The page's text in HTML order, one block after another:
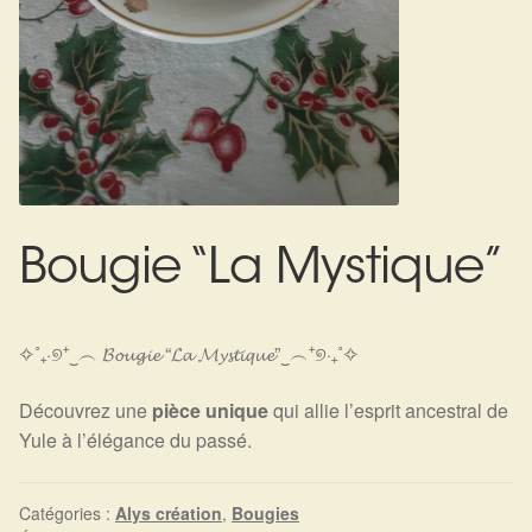
Harmonisation de l’être
Harmonisation des lieux
Soin beauté
Encens
Déco
Cadeaux de naissance
Bougie “La Mystique”
✧˚₊‧୭⁺‿︵ 𝓑𝓸𝓾𝓰𝓲𝓮 “𝓛𝓪 𝓜𝔂𝓼𝓽𝓲𝓺𝓾𝓮”‿︵⁺୭‧₊˚✧
Découvrez une pièce uniquequi allie l’esprit ancestral de
Yule à l’élégance du passé.
Catégories : Alys création, Bougies